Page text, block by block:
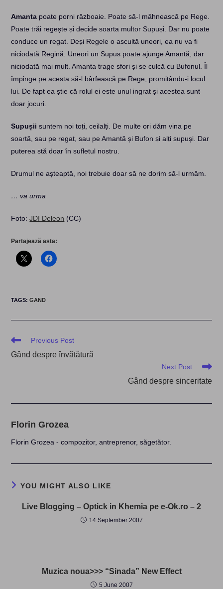
Amanta poate porni războaie. Poate să-l mâhnească pe Rege.
Poate trăi regește și decide soarta multor Supuși. Dar nu poate
conduce un regat. Deși Regele o ascultă uneori, ea nu va fi
niciodată Regină. Uneori un Supus poate ajunge Amantă, dar
niciodată mai mult. Amanta trage sfori și se culcă cu Bufonul. Îl
împinge pe acesta să-l bârfească pe Rege, promițându-i locul
lui. De fapt ea știe că rolul ei este unul ingrat și acestea sunt
doar jocuri.
Supușii suntem noi toți, ceilalți. De multe ori dăm vina pe
soartă, sau pe regat, sau pe Amantă și Bufon și alți supuși. Dar
puterea stă doar în sufletul nostru.
Drumul ne așteaptă, noi trebuie doar să ne dorim să-l urmăm.
… va urma
Foto:JDI Deleon (CC)
Partajează asta:
TAGS:GAND
Read
articles
Previous Post
Gând despre învătătură
Next Post
Gând despre sinceritate
Florin Grozea
Florin Grozea - compozitor, antreprenor, săgetător.
YOU MIGHT ALSO LIKE
Live Blogging – Optick in Khemia pe e-Ok.ro – 2
14 September 2007
Muzica noua>>> “Sinada” New Effect
5 June 2007